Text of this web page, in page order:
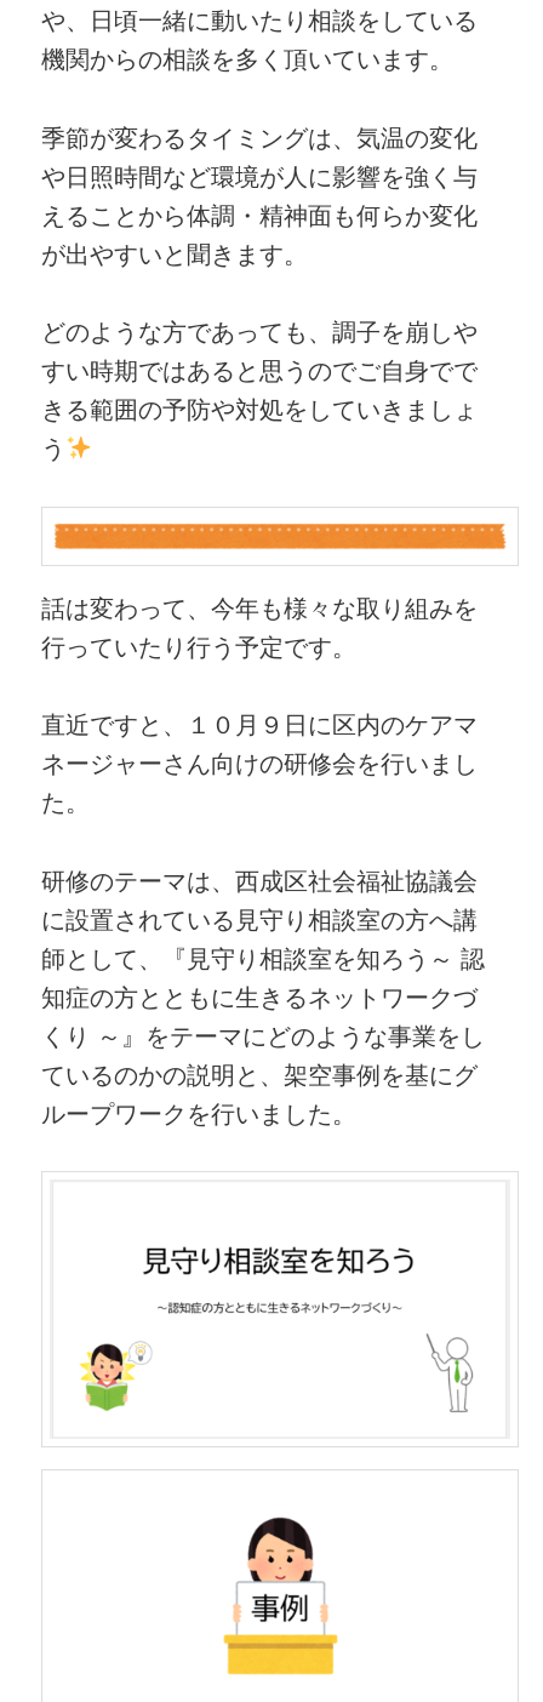
や、日頃一緒に動いたり相談をしている
機関からの相談を多く頂いています。
季節が変わるタイミングは、気温の変化
や日照時間など環境が人に影響を強く与
えることから体調・精神面も何らか変化
が出やすいと聞きます。
どのような方であっても、調子を崩しや
すい時期ではあると思うのでご自身でで
きる範囲の予防や対処をしていきましょ
う
話は変わって、今年も様々な取り組みを
行っていたり行う予定です。
直近ですと、１０月９日に区内のケアマ
ネージャーさん向けの研修会を行いまし
た。
研修のテーマは、西成区社会福祉協議会
に設置されている見守り相談室の方へ講
師として、『見守り相談室を知ろう～ 認
知症の方とともに生きるネットワークづ
くり ～』をテーマにどのような事業をし
ているのかの説明と、架空事例を基にグ
ループワークを行いました。